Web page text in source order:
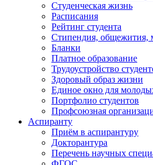
Студенческая жизнь
Расписания
Рейтинг студента
Стипендия, общежития,
Бланки
Платное образование
Трудоустройство
Здоровый образ жизни
Единое окно для
Портфолио студентов
Профсоюзная
Аспиранту
Приём в аспирантуру
Докторантура
Перечень научных